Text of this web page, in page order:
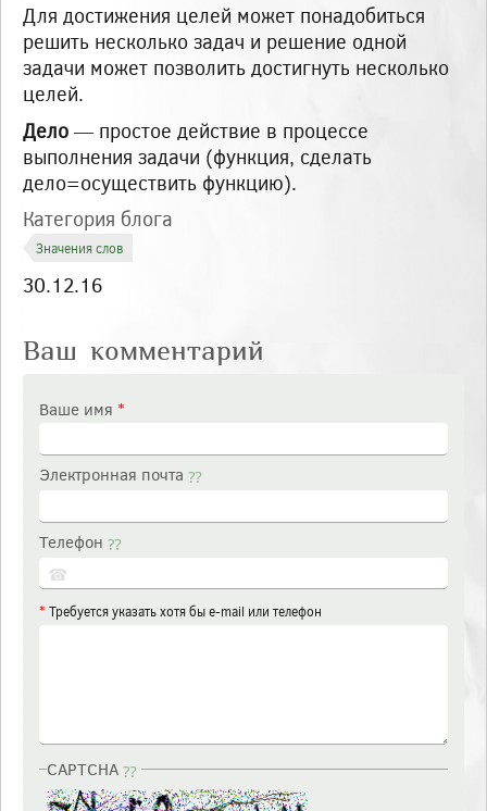
Для достижения целей может понадобиться
решить несколько задач и решение одной
задачи может позволить достигнуть несколько
целей.
Дело— простое действие в процессе
выполнения задачи (функция, сделать
дело=осуществить функцию).
Категория блога
Значения слов
Создано
30.12.16
Ваш комментарий
Ваше имя *
Электронная почта
Телефон
☎
* Требуется указать хотя бы e-mail или телефон
CAPTCHA